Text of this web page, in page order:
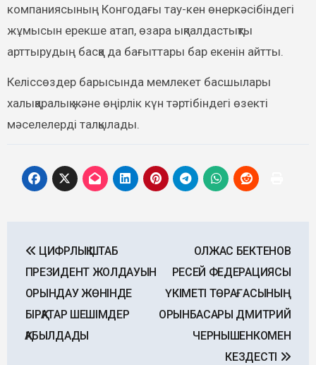
компаниясының Конгодағы тау-кен өнеркәсібіндегі
жұмысын ерекше атап, өзара ықпалдастықты
арттырудың басқа да бағыттары бар екенін айтты.
Келіссөздер барысында мемлекет басшылары
халықаралық және өңірлік күн тәртібіндегі өзекті
мәселелерді талқылады.
navigation
ЦИФРЛЫҚ ШТАБ
ПРЕЗИДЕНТ ЖОЛДАУЫН
ОРЫНДАУ ЖӨНІНДЕ
БІРҚАТАР ШЕШІМДЕР
ҚАБЫЛДАДЫ
ОЛЖАС БЕКТЕНОВ
РЕСЕЙ ФЕДЕРАЦИЯСЫ
ҮКІМЕТІ ТӨРАҒАСЫНЫҢ
ОРЫНБАСАРЫ ДМИТРИЙ
ЧЕРНЫШЕНКОМЕН
КЕЗДЕСТІ